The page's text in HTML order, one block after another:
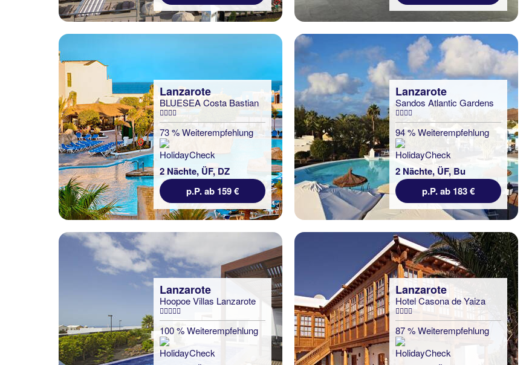
Lanzarote
BLUESEA Costa Bastian
73 % Weiterempfehlung
2 Nächte, ÜF, DZ
p.P. ab 159 €
Lanzarote
Sandos Atlantic Gardens
94 % Weiterempfehlung
2 Nächte, ÜF, Bu
p.P. ab 183 €
Lanzarote
Hoopoe Villas Lanzarote
100 % Weiterempfehlung
Lanzarote
Hotel Casona de Yaiza
87 % Weiterempfehlung